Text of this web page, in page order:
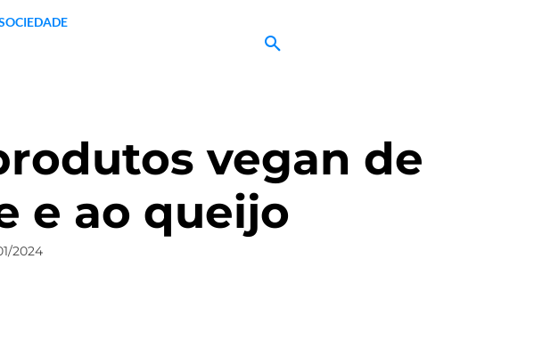
vegan de
e ao queijo
2024